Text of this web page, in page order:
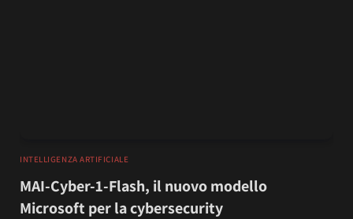
INTELLIGENZA ARTIFICIALE
MAI-Cyber-1-Flash, il nuovo modello
Microsoft per la cybersecurity